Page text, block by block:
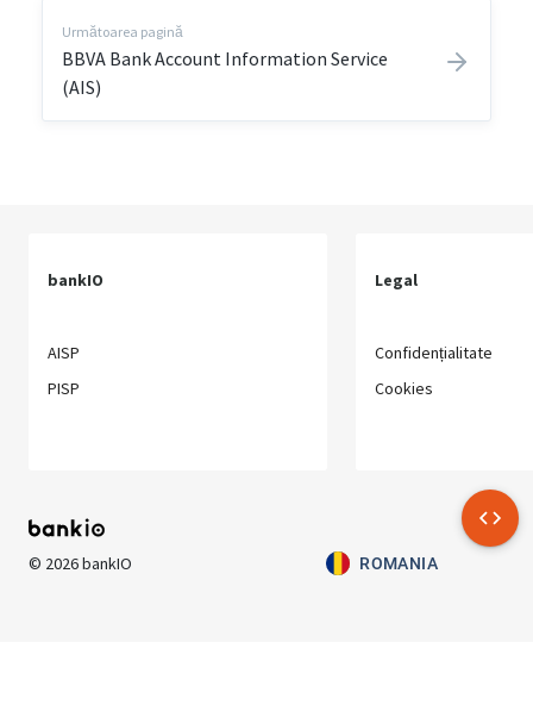
Următoarea pagină
BBVA Bank Account Information Service
(AIS)
bankIO
AISP
PISP
Legal
Confidențialitate
Cookies
© 2026bankIO ROMANIA